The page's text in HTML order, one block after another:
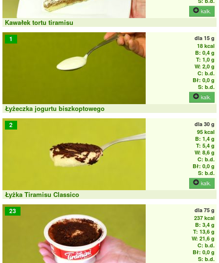
kalk.
Kawałek tortu tiramisu
1 dla 15 g
18 kcal
B: 0,4 g
T: 1,0 g
W: 2,0 g
C: b.d.
Bł: 0,0 g
S: b.d.
kalk.
Łyżeczka jogurtu biszkoptowego
2 dla 30 g
95 kcal
B: 1,4 g
T: 5,4 g
W: 8,6 g
C: b.d.
Bł: 0,0 g
S: b.d.
kalk.
Łyżka Tiramisu Classico
23 dla 75 g
237 kcal
B: 3,4 g
T: 13,6 g
W: 21,6 g
C: b.d.
Bł: 0,0 g
S: b.d.